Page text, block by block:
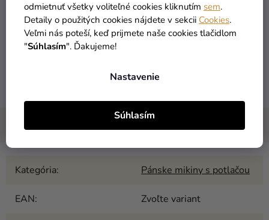
odmietnuť všetky voliteľné cookies kliknutím sem.
Detaily o použitých cookies nájdete v sekcii Cookies.
Veľmi nás poteší, keď prijmete naše cookies tlačidlom
"Súhlasím". Ďakujeme!
Nastavenie
Súhlasím
Kategória: Pánske mikiny s potlačou
EAN: Zvoľte variant